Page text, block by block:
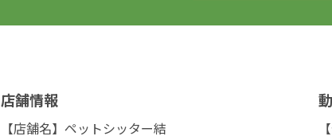
店舗情報
【店舗名】ペットシッター結